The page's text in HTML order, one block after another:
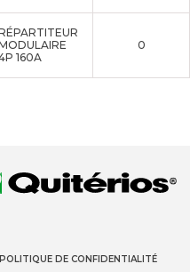
160A
0
POLITIQUE DE CONFIDENTIALITÉ